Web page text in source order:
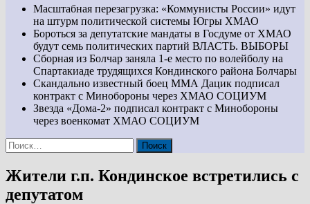
Масштабная перезагрузка: «Коммунисты России» идут
на штурм политической системы Югры ХМАО
Бороться за депутатские мандаты в Госдуме от ХМАО
будут семь политических партий ВЛАСТЬ. ВЫБОРЫ
Сборная из Болчар заняла 1-е место по волейболу на
Спартакиаде трудящихся Кондинского района Болчары
Скандально известный боец ММА Дацик подписал
контракт с Минобороны через ХМАО СОЦИУМ
Звезда «Дома-2» подписал контракт с Минобороны
через военкомат ХМАО СОЦИУМ
Найти:
Жители г.п. Кондинское встретились с
депутатом